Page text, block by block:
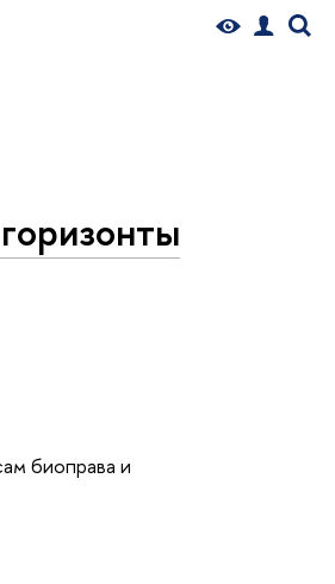
биоправа и